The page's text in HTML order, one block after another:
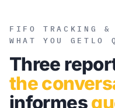
FIFO TRACKING &
WHAT YOU GET LO
Three
the
informes